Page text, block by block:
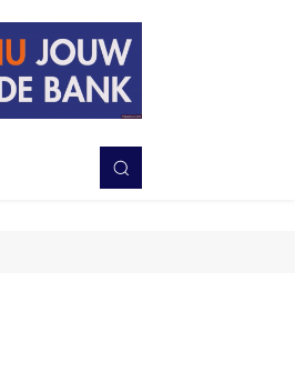
TNI-POLRI